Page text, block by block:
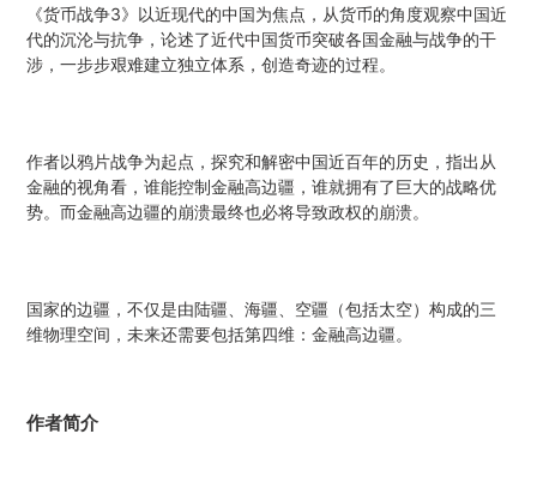
《货币战争3》以近现代的中国为焦点，从货币的角度观察中国近
代的沉沦与抗争，论述了近代中国货币突破各国金融与战争的干
涉，一步步艰难建立独立体系，创造奇迹的过程。
作者以鸦片战争为起点，探究和解密中国近百年的历史，指出从
金融的视角看，谁能控制金融高边疆，谁就拥有了巨大的战略优
势。而金融高边疆的崩溃最终也必将导致政权的崩溃。
国家的边疆，不仅是由陆疆、海疆、空疆（包括太空）构成的三
维物理空间，未来还需要包括第四维：金融高边疆。
作者简介